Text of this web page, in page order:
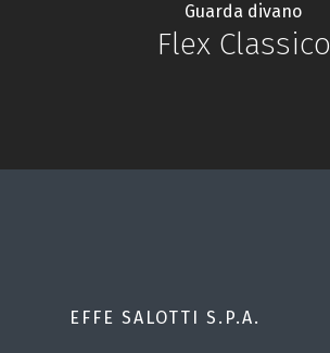
Guarda divano
Flex Classico
EFFE SALOTTI S.P.A.